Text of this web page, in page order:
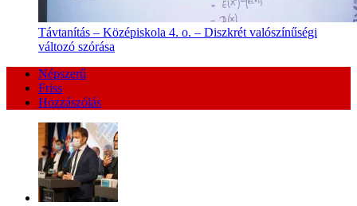
Távtanítás – Középiskola 4. o. – Diszkrét valószínűségi
változó szórása
Népszerű
Friss
Hozzászólás